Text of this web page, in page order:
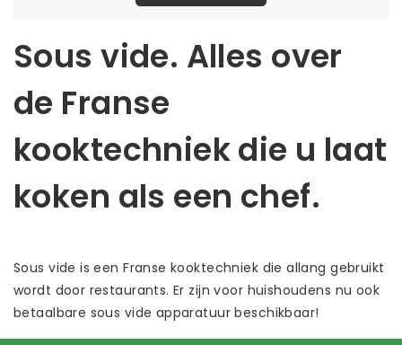
Sous vide. Alles over
de Franse
kooktechniek die u laat
koken als een chef.
Sous vide is een Franse kooktechniek die allang gebruikt
wordt door restaurants. Er zijn voor huishoudens nu ook
betaalbare sous vide apparatuur beschikbaar!